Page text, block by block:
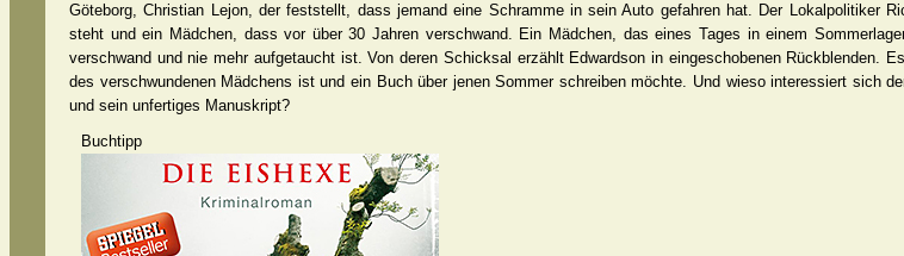
Göteborg, Christian Lejon, der feststellt, dass jemand eine Schramme in sein Auto gefahren hat. Der Lokalpolitiker
steht und ein Mädchen, dass vor über 30 Jahren verschwand. Ein Mädchen, das eines Tages in einem
verschwand und nie mehr aufgetaucht ist. Von deren Schicksal erzählt Edwardson in eingeschobenen Rückblenden.
des verschwundenen Mädchens ist und ein Buch über jenen Sommer schreiben möchte. Und wieso interessiert sich
und sein unfertiges Manuskript?
Buchtipp